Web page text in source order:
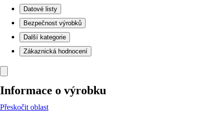
Datové listy
Bezpečnost výrobků
Další kategorie
Zákaznická hodnocení
Informace o výrobku
Přeskočit oblast